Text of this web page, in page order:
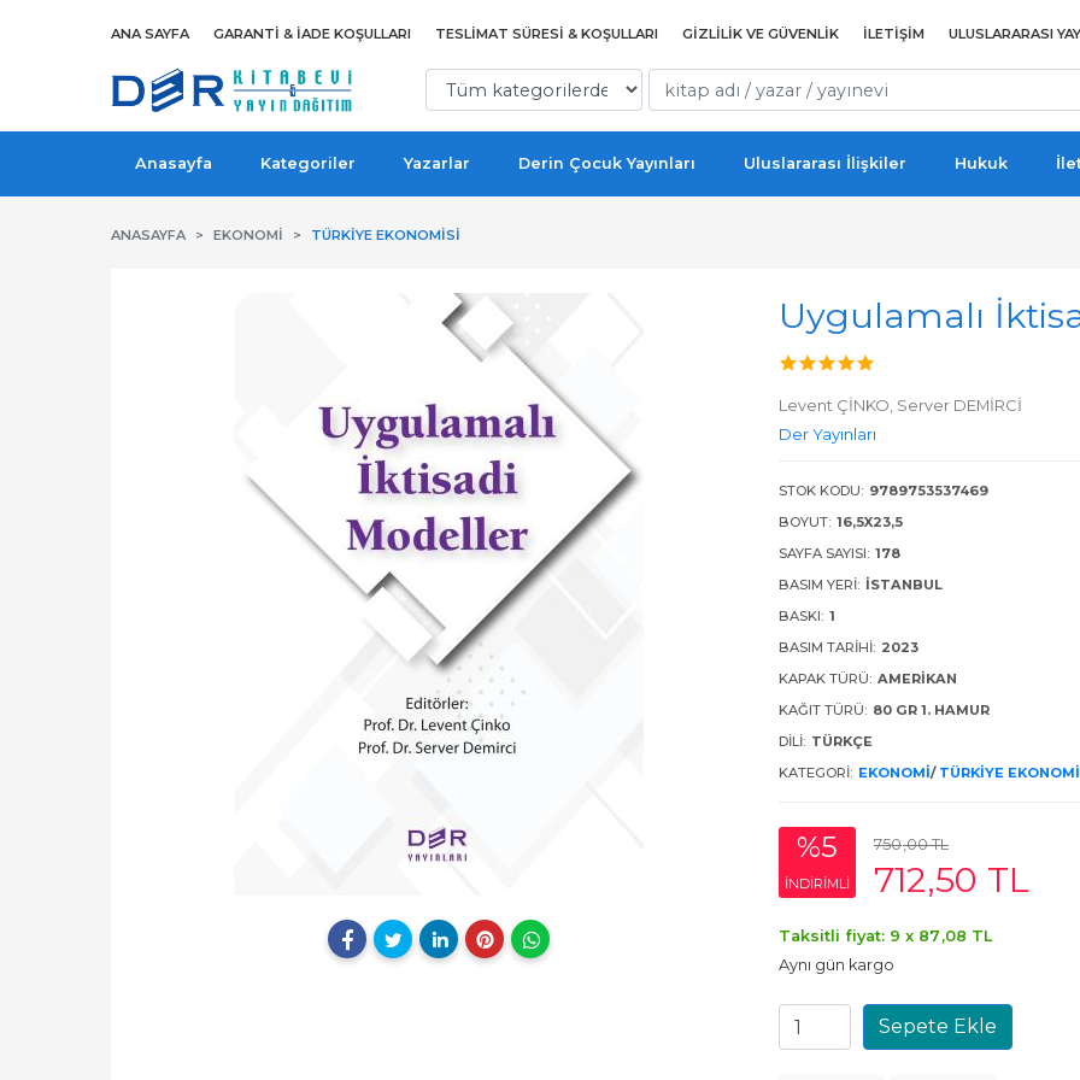
ANA SAYFA GARANTI & İADE KOŞULLARI TESLIMAT SÜRESI & KOŞULLARI GIZLILIK VE GÜVENLIK İLETIŞIM ULUSLARARASI
Anasayfa Kategoriler Yazarlar Derin Çocuk Yayınları Uluslararası İlişkiler Hukuk
ANASAYFA EKONOMI TÜRKIYE EKONOMISI
Uygulamalı
Levent ÇİNKO, Server DEMİRCİ
Der Yayınları
STOK KODU: 9789753537469
BOYUT: 16,5X23,5
SAYFA SAYISI: 178
BASIM YERI: İSTANBUL
BASKI: 1
BASIM TARIHI: 2023
KAPAK TÜRÜ: AMERIKAN
KAĞIT TÜRÜ: 80 GR 1. HAMUR
DILI: TÜRKÇE
KATEGORI: EKONOMI/ TÜRKIYE
%5
INDIRIMLI
750,00TL
712,50 TL
Taksitli fiyat: 9 x 87 ,08 TL
Aynı gün kargo
Sepete Ekle